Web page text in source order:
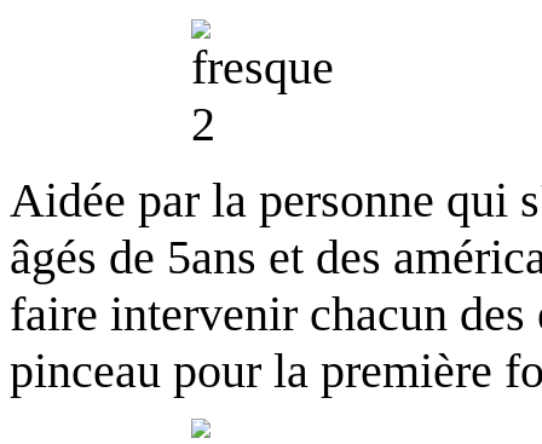
Aidée par la personne qui
âgés de 5ans et des
faire intervenir chacun
pinceau pour la première